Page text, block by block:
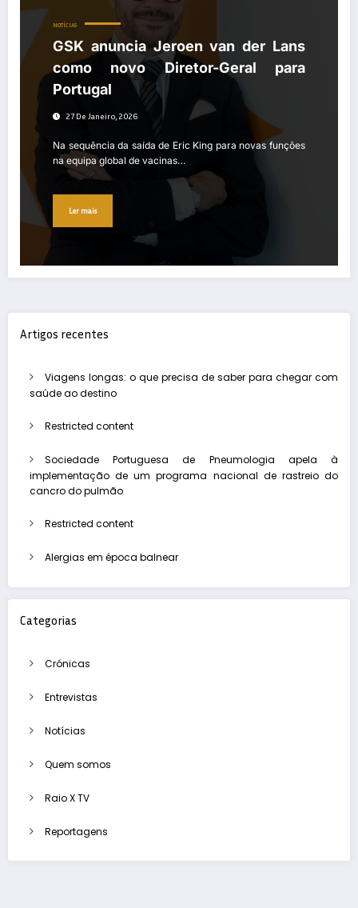
NOTÍCIAS
GSK anuncia Jeroen van der Lans
como novo Diretor-Geral para
Portugal
27 De Janeiro, 2026
Na sequência da saída de Eric King para novas funções
na equipa global de vacinas…
Ler mais
Artigos recentes
Viagens longas: o que precisa de saber para chegar com
saúde ao destino
Restricted content
Sociedade Portuguesa de Pneumologia apela à
implementação de um programa nacional de rastreio do
cancro do pulmão
Restricted content
Alergias em época balnear
Categorias
Crónicas
Entrevistas
Notícias
Quem somos
Raio X TV
Reportagens